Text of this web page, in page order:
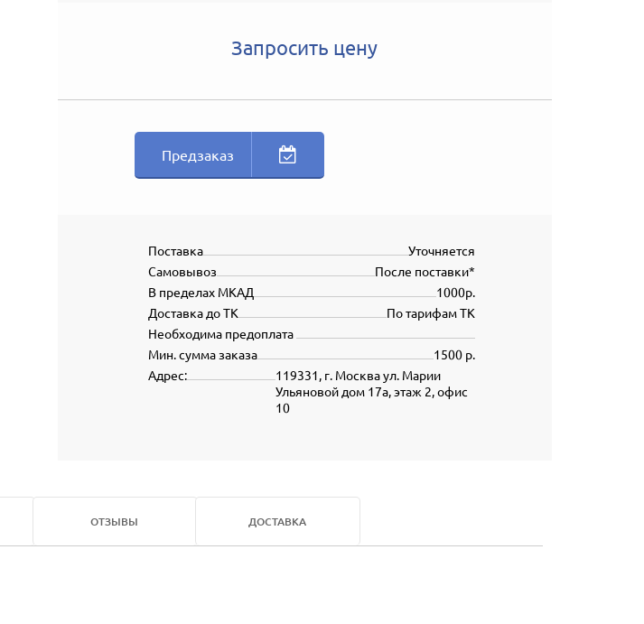
Запросить цену
Предзаказ
Уточняется
Поставка
После поставки*
Самовывоз
1000р.
В пределах МКАД
По тарифам ТК
Доставка до ТК
Необходима предоплата
1500 р.
Мин. сумма заказа
119331, г. Москва ул. Марии
Ульяновой дом 17а, этаж 2, офис
10
Адрес:
ОТЗЫВЫ ДОСТАВКА